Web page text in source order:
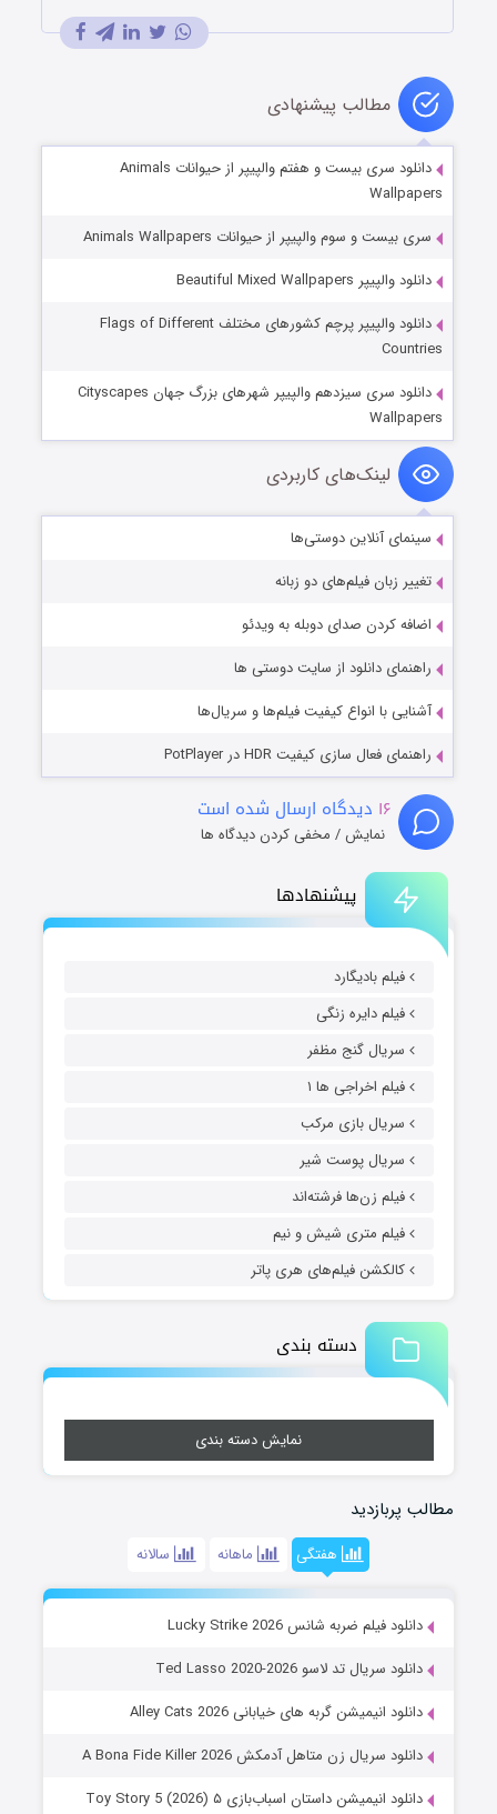
پیشنهادها
فیلم بادیگارد
فیلم دایره زنگی
سریال گنج مظفر
فیلم اخراجی ها ۱
سریال بازی مرکب
سریال پوست شیر
فیلم زن‌ها فرشته‌اند
فیلم متری شیش و نیم
کالکشن فیلم‌های هری پاتر
دسته بندی
نمایش دسته بندی
مطالب پربازدید
هفتگی ماهانه سالانه
دانلود فیلم ضربه شانس Lucky Strike 2026
دانلود سریال تد لاسو Ted Lasso 2020-2026
دانلود انیمیشن گربه های خیابانی Alley Cats 2026
دانلود سریال زن متاهل آدمکش A Bona Fide Killer 2026
دانلود انیمیشن داستان اسباب‌بازی ۵ Toy Story 5 (2026)
مطالب پیشنهادی
دانلود سری بیست و هفتم والپیپر از حیوانات Animals
Wallpapers
سری بیست و سوم والپیپر از حیوانات Animals Wallpapers
دانلود والپیپر Beautiful Mixed Wallpapers
دانلود والپیپر پرچم کشورهای مختلف Flags of Different
Countries
دانلود سری سیزدهم والپیپر شهرهای بزرگ جهان Cityscapes
Wallpapers
لینک‌های کاربردی
سینمای آنلاین دوستی‌ها
تغییر زبان فیلم‌های دو زبانه
اضافه کردن صدای دوبله به ویدئو
راهنمای دانلود از سایت دوستی ها
آشنایی با انواع کیفیت فیلم‌ها و سریال‌ها
راهنمای فعال سازی کیفیت HDR در PotPlayer
۱۶ دیدگاه ارسال شده است
نمایش / مخفی کردن دیدگاه ها